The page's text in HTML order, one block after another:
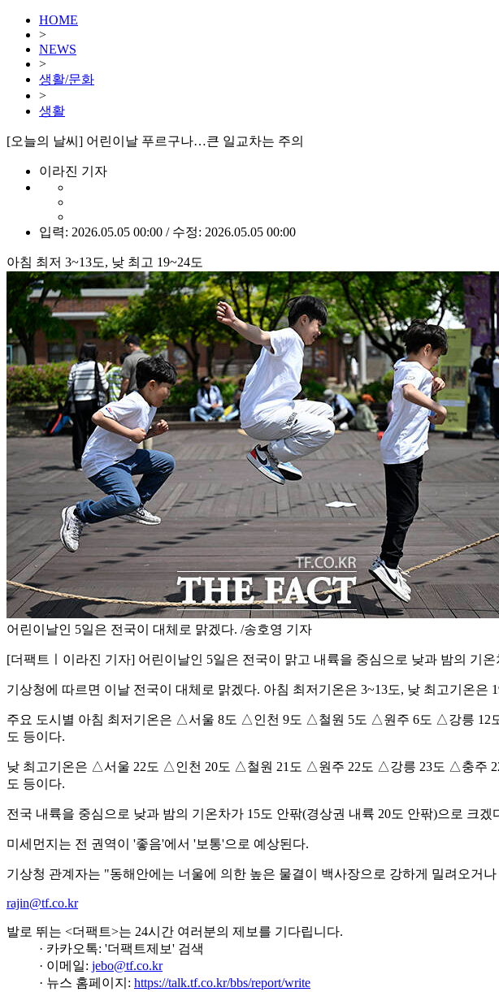
HOME
>
NEWS
>
생활/문화
>
생활
[오늘의 날씨] 어린이날 푸르구나…큰 일교차는 주의
이라진 기자
입력: 2026.05.05 00:00 / 수정: 2026.05.05 00:00
아침 최저 3~13도, 낮 최고 19~24도
어린이날인 5일은 전국이 대체로 맑겠다. /송호영 기자
[더팩트ㅣ이라진 기자] 어린이날인 5일은 전국이 맑고 내륙을 중심으로 낮과 밤의 기온
기상청에 따르면 이날 전국이 대체로 맑겠다. 아침 최저기온은 3~13도, 낮 최고기온은
주요 도시별 아침 최저기온은 △서울 8도 △인천 9도 △철원 5도 △원주 6도 △강릉
도 등이다.
낮 최고기온은 △서울 22도 △인천 20도 △철원 21도 △원주 22도 △강릉 23도 △충
도 등이다.
전국 내륙을 중심으로 낮과 밤의 기온차가 15도 안팎(경상권 내륙 20도 안팎)으로 크겠
미세먼지는 전 권역이 '좋음'에서 '보통'으로 예상된다.
기상청 관계자는 "동해안에는 너울에 의한 높은 물결이 백사장으로 강하게 밀려오거
rajin@tf.co.kr
발로 뛰는 <더팩트>는 24시간 여러분의 제보를 기다립니다.
· 카카오톡: '더팩트제보' 검색
· 이메일: jebo@tf.co.kr
· 뉴스 홈페이지: https://talk.tf.co.kr/bbs/report/write